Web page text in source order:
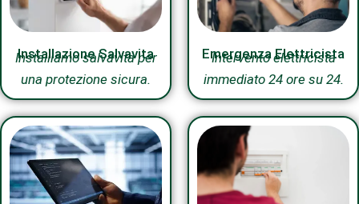
Installazione Salvavita
Installiamo salvavita per
una protezione sicura.
Emergenza Elettricista
Intervento elettricista
immediato 24 ore su 24.